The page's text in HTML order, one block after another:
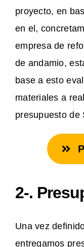
proyecto, en
en el,
empresa de
de andamio,
base a esto
materiales a
presupuesto de
2-.
Una vez
entregamos